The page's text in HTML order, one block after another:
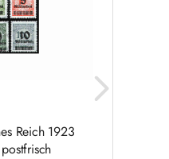
Reich 1923